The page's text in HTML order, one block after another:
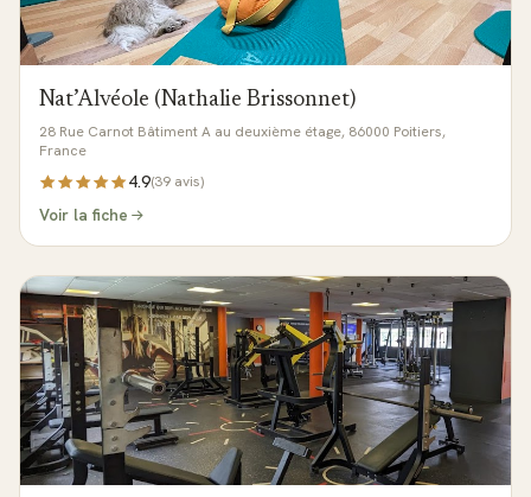
Nat’Alvéole (Nathalie Brissonnet)
28 Rue Carnot Bâtiment A au deuxième étage, 86000 Poitiers,
France
4.9(39 avis)
Voir la fiche